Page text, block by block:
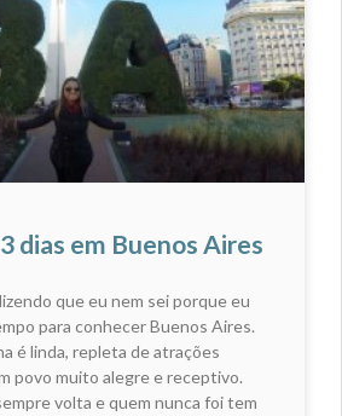
dias em Buenos Aires
que eu nem sei porque eu
para conhecer Buenos Aires.
é linda, repleta de atrações
povo muito alegre e receptivo.
volta e quem nunca foi tem